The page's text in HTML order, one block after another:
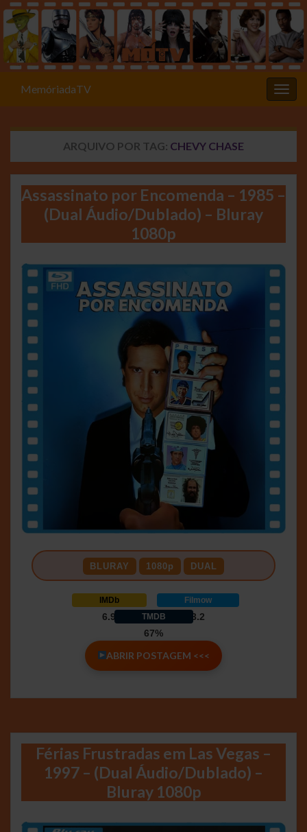
MemóriadaTV
ARQUIVO POR TAG: CHEVY CHASE
Assassinato por Encomenda – 1985 –
(Dual Áudio/Dublado) – Bluray
1080p
BLURAY 1080p DUAL
IMDb
6.9
Filmow
3.2
TMDB
67%
ABRIR POSTAGEM <<<
Férias Frustradas em Las Vegas –
1997 – (Dual Áudio/Dublado) –
Bluray 1080p